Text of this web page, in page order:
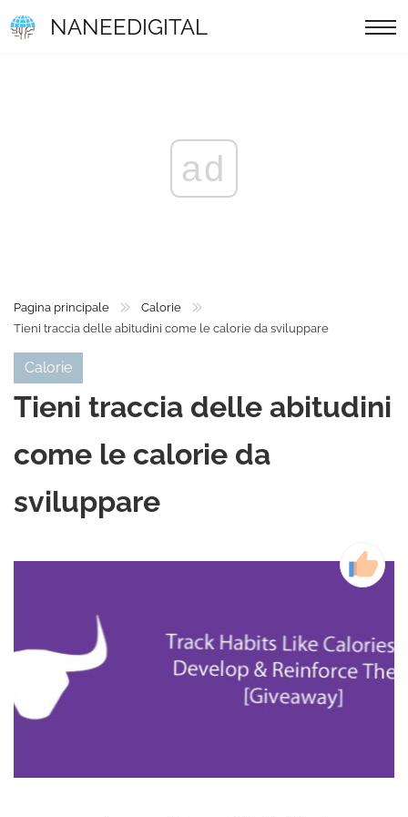
NANEEDIGITAL
ad
Pagina principale
Calorie
Tieni traccia delle abitudini come le calorie da sviluppare
Calorie
Tieni traccia delle abitudini
come le calorie da
sviluppare